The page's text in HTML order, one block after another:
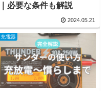
｜必要な条件も解説
2024.05.21
充電器